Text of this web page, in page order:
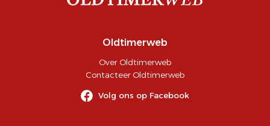
Oldtimerweb
Over Oldtimerweb
Contacteer Oldtimerweb
Volg ons op Facebook